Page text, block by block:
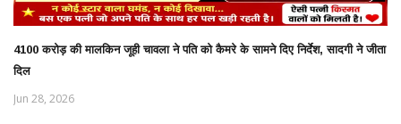
4100 करोड़ की मालकिन जूही चावला ने पति को कैमरे के सामने दिए निर्देश, सादगी ने जीता
दिल
Jun 28, 2026